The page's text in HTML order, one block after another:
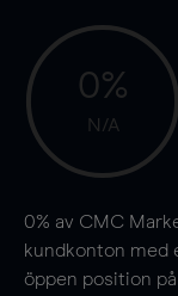
0%
N/A
0% av CMC
kundkonton med
öppen position på